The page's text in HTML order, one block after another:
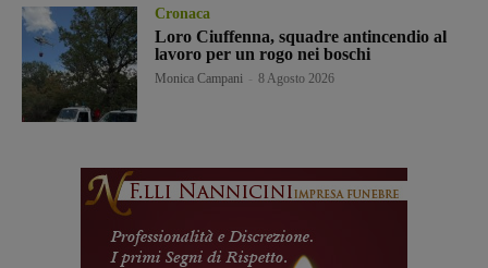
Cronaca
Loro Ciuffenna, squadre antincendio al
lavoro per un rogo nei boschi
Monica Campani 8 Agosto 2026